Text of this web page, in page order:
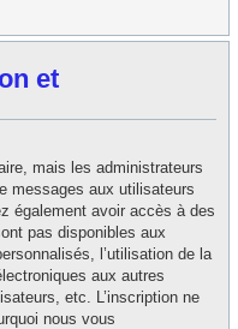
et
mais les administrateurs
messages aux utilisateurs
également avoir accès à des
pas disponibles aux
l’utilisation de la
aux autres
etc. L’inscription ne
nous vous